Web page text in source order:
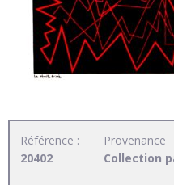
Référence :
20402
Provenance
Collection